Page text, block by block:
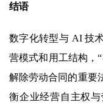
结语
数字化转型与 AI 技
营模式和用工结构，
解除劳动合同的重要
衡企业经营自主权